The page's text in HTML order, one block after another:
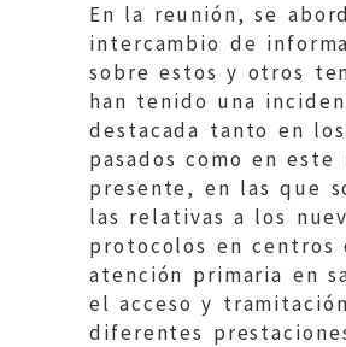
En la reunión, se
intercambio de
sobre estos y otros
han tenido una
destacada tanto en los
pasados como en este
presente, en las que
las relativas a los
protocolos en centros
atención primaria en
el acceso y
diferentes